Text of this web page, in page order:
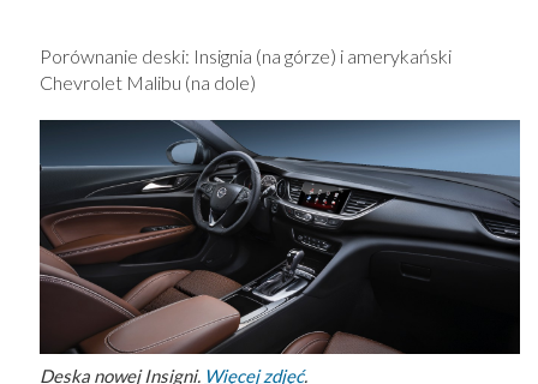
Porównanie deski: Insignia (na górze) i amerykański
Chevrolet Malibu (na dole)
Deska nowej Insigni. Więcej zdjęć.